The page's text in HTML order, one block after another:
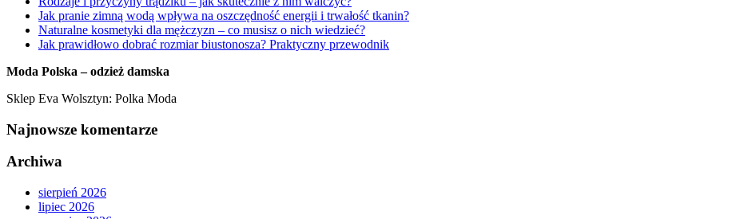
Jak pranie zimną wodą wpływa na oszczędność energii i trwałość tkanin?
Naturalne kosmetyki dla mężczyzn – co musisz o nich wiedzieć?
Jak prawidłowo dobrać rozmiar biustonosza? Praktyczny przewodnik
Moda Polska – odzież damska
Sklep Eva Wolsztyn: Polka Moda
Najnowsze komentarze
Archiwa
sierpień 2026
lipiec 2026